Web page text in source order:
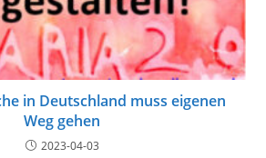
in Deutschland muss eigenen
Weg gehen
2023-04-03